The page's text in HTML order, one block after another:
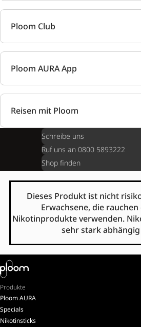
Ploom Club
Ploom AURA App
Reisen mit Ploom
Schreibe uns
Ruf uns an 0800 5893222
Shop finden
Dieses Produkt ist nicht
Erwachsene, die
Nikotinprodukte verwenden.
sehr stark
Produkte
Ploom AURA
Specials
Nikotinsticks